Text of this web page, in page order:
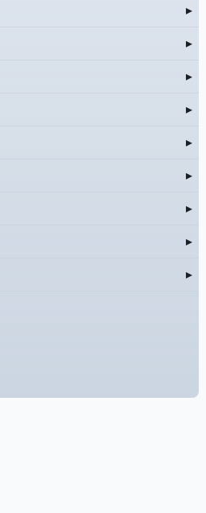
▸
▸
▸
▸
▸
▸
▸
▸
▸